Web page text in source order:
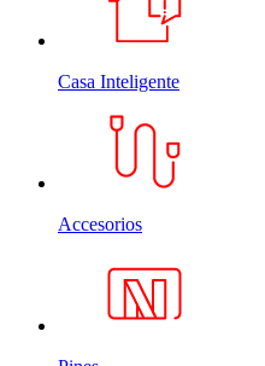
Casa Inteligente
Accesorios